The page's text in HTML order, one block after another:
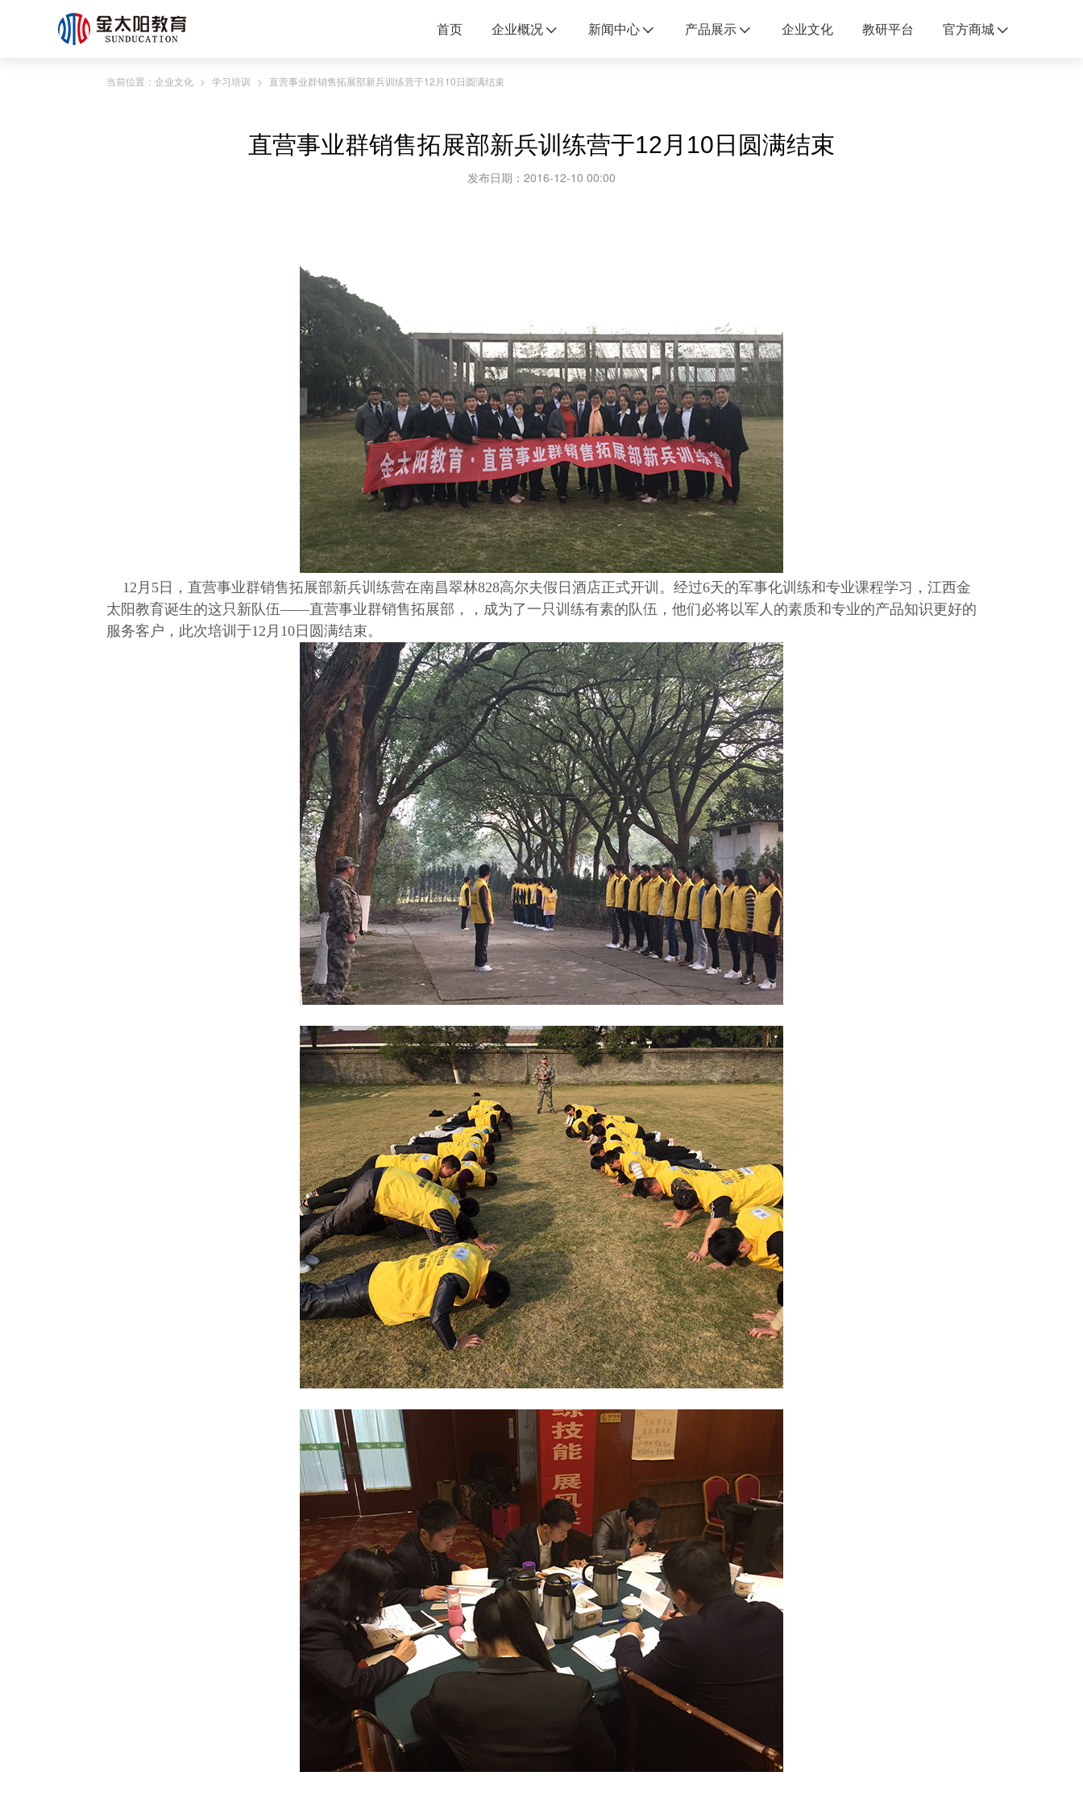
首页 企业概况 新闻中心 产品展示 企业文化 教研平台 官方商城
当前位置： 企业文化 > 学习培训 > 直营事业群销售拓展部新兵训练营于12月10日圆满结束
直营事业群销售拓展部新兵训练营于12月10日圆满结束
发布日期：2016-12-10 00:00
12月5日，直营事业群销售拓展部新兵训练营在南昌翠林828高尔夫假日酒店正式开训。经过6天的军事化训练和专业课程学习，江西金
太阳教育诞生的这只新队伍——直营事业群销售拓展部，，成为了一只训练有素的队伍，他们必将以军人的素质和专业的产品知识更好的
服务客户，此次培训于12月10日圆满结束。